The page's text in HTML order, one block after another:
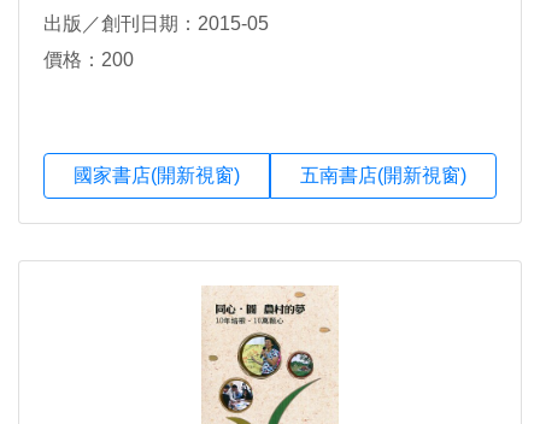
出版／創刊日期：2015-05
價格：200
國家書店(開新視窗) 五南書店(開新視窗)